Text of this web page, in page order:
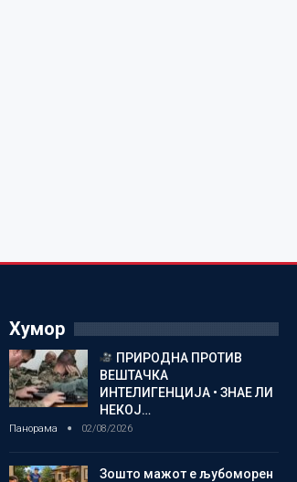
Хумор
ПРИРОДНА ПРОТИВ
ВЕШТАЧКА
ИНТЕЛИГЕНЦИЈА • ЗНАЕ ЛИ
НЕКОЈ…
Панорама 02/08/2026
Зошто мажот е љубоморен